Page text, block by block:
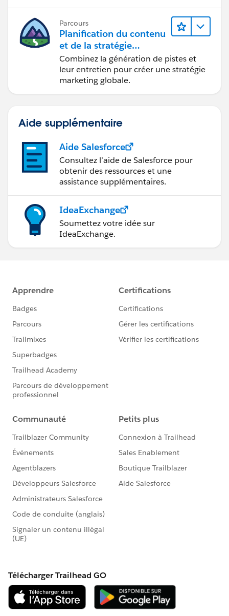
Parcours
Planification du contenu
et de la stratégie
marketing avec
Marketing Cloud
Account Engagement
Combinez la génération de pistes et
leur entretien pour créer une stratégie
marketing globale.
Aide supplémentaire
Aide Salesforce
Consultez l’aide de Salesforce pour
obtenir des ressources et une
assistance supplémentaires.
IdeaExchange
Soumettez votre idée sur
IdeaExchange.